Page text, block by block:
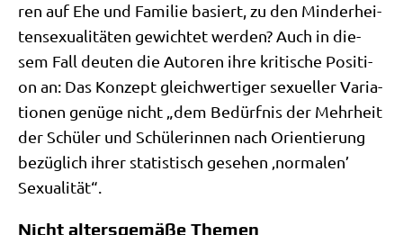
ren auf Ehe und Fami­lie basiert, zu den Min­der­hei­
ten­se­xua­li­tä­ten gewich­tet wer­den? Auch in die­
sem Fall deu­ten die Autoren ihre kri­ti­sche Posi­ti­
on an: Das Kon­zept gleich­wer­ti­ger sexu­el­ler Varia­
tio­nen genü­ge nicht „dem Bedürf­nis der Mehr­heit
der Schü­ler und Schü­le­rin­nen nach Ori­en­tie­rung
bezüg­lich ihrer sta­ti­stisch gese­hen ‚nor­ma­len’
Sexualität“.
Nicht altersgemäße Themen